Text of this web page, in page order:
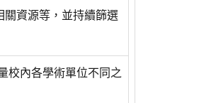
關資源等，並持續篩選
校內各學術單位不同之